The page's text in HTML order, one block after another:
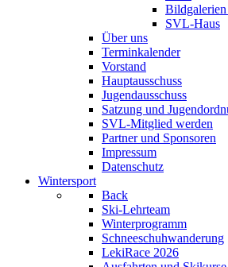
Bildgalerien
SVL-Haus
Über uns
Terminkalender
Vorstand
Hauptausschuss
Jugendausschuss
Satzung und
SVL-Mitglied werden
Partner und Sponsoren
Impressum
Datenschutz
Wintersport
Back
Ski-Lehrteam
Winterprogramm
Schneeschuhwanderung
LekiRace 2026